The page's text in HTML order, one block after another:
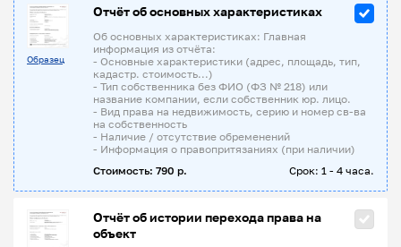
Образец
Отчёт об основных характеристиках
Об основных характеристиках: Главная
информация из отчёта:
- Основные характеристики (адрес, площадь, тип,
кадастр. стоимость...)
- Тип собственника без ФИО (ФЗ № 218) или
название компании, если собственник юр. лицо.
- Вид права на недвижимость, серию и номер св-ва
на собственность
- Наличие / отсутствие обременений
- Информация о правопритязаниях (при наличии)
Стоимость: 790 р.
Срок: 1 - 4 часа.
Отчёт об истории перехода права на
объект